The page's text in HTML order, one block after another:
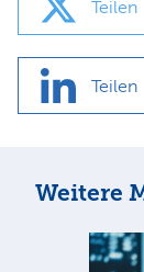
Teilen
Teilen
Weitere